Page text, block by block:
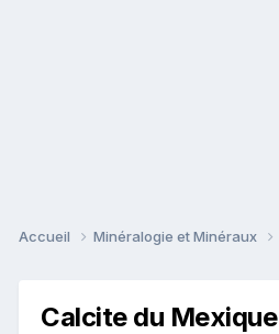
Accueil Minéralogie et Minéraux
Calcite du Mexique